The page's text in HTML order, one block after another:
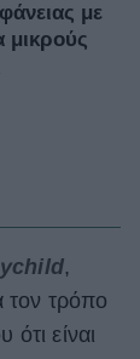
με
μικρούς
,
τον τρόπο
είναι